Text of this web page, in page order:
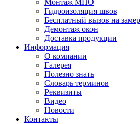
Монтаж МПО
Гидроизоляция швов
Бесплатный вызов на замер
Демонтаж окон
Доставка продукции
Информация
О компании
Галерея
Полезно знать
Словарь терминов
Реквизиты
Видео
Новости
Контакты